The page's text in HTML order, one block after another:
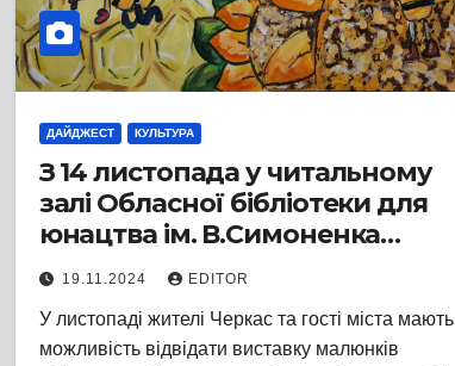
ДАЙДЖЕСТ КУЛЬТУРА
З 14 листопада у читальному
залі Обласної бібліотеки для
юнацтва ім. В.Симоненка
відкрилась виставка малюнків
«Мистецтво безпеки праці»
19.11.2024 EDITOR
У листопаді жителі Черкас та гості міста мають
можливість відвідати виставку малюнків